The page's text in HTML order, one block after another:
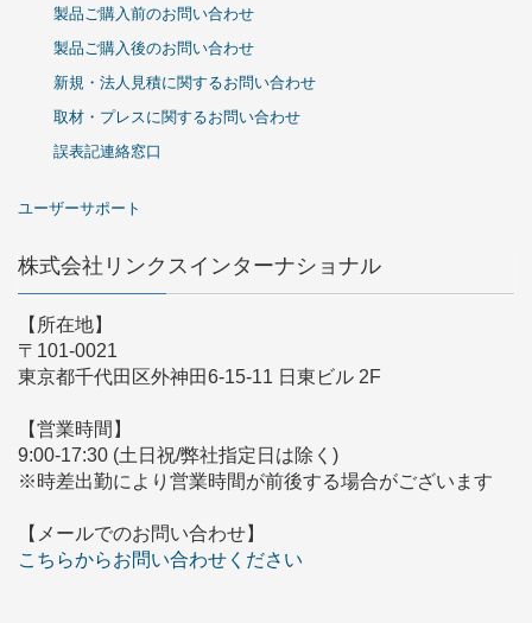
製品ご購入前のお問い合わせ
製品ご購入後のお問い合わせ
新規・法人見積に関するお問い合わせ
取材・プレスに関するお問い合わせ
誤表記連絡窓口
ユーザーサポート
株式会社リンクスインターナショナル
【所在地】
〒101-0021
東京都千代田区外神田6-15-11 日東ビル 2F
【営業時間】
9:00-17:30 (土日祝/弊社指定日は除く)
※時差出勤により営業時間が前後する場合がございます
【メールでのお問い合わせ】
こちらからお問い合わせください